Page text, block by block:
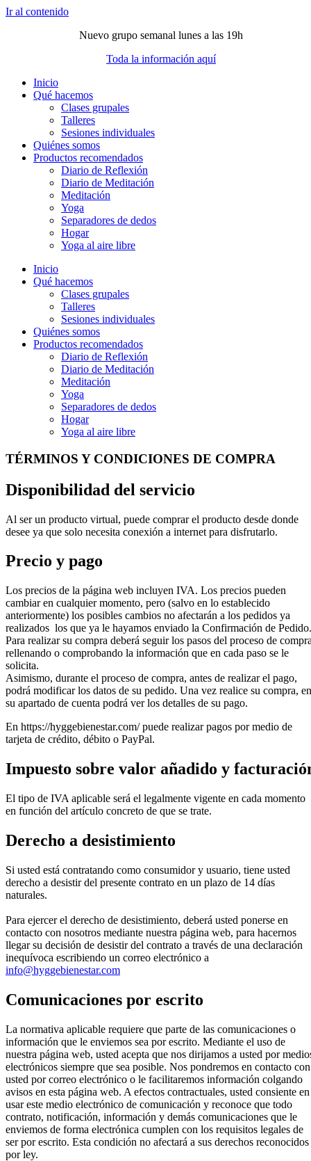
Ir al contenido
Nuevo grupo semanal lunes a las 19h
Toda la información aquí
Inicio
Qué hacemos
Clases grupales
Talleres
Sesiones individuales
Quiénes somos
Productos recomendados
Diario de Reflexión
Diario de Meditación
Meditación
Yoga
Separadores de dedos
Hogar
Yoga al aire libre
Inicio
Qué hacemos
Clases grupales
Talleres
Sesiones individuales
Quiénes somos
Productos recomendados
Diario de Reflexión
Diario de Meditación
Meditación
Yoga
Separadores de dedos
Hogar
Yoga al aire libre
TÉRMINOS Y CONDICIONES DE COMPRA
Disponibilidad del servicio
Al ser un producto virtual, puede comprar el producto desde donde
desee ya que solo necesita conexión a internet para disfrutarlo.
Precio y pago
Los precios de la página web incluyen IVA. Los precios pueden
cambiar en cualquier momento, pero (salvo en lo establecido
anteriormente) los posibles cambios no afectarán a los pedidos ya
realizados los que ya le hayamos enviado la Confirmación de Pedido.
Para realizar su compra deberá seguir los pasos del proceso de
rellenando o comprobando la información que en cada paso se le
solicita.
Asimismo, durante el proceso de compra, antes de realizar el pago,
podrá modificar los datos de su pedido. Una vez realice su compra, en
su apartado de cuenta podrá ver los detalles de su pago.
En https://hyggebienestar.com/ puede realizar pagos por medio de
tarjeta de crédito, débito o PayPal.
Impuesto sobre valor añadido y
El tipo de IVA aplicable será el legalmente vigente en cada momento
en función del artículo concreto de que se trate.
Derecho a desistimiento
Si usted está contratando como consumidor y usuario, tiene usted
derecho a desistir del presente contrato en un plazo de 14 días
naturales.
Para ejercer el derecho de desistimiento, deberá usted ponerse en
contacto con nosotros mediante nuestra página web, para hacernos
llegar su decisión de desistir del contrato a través de una declaración
inequívoca escribiendo un correo electrónico a
info@hyggebienestar.com
Comunicaciones por escrito
La normativa aplicable requiere que parte de las comunicaciones o
información que le enviemos sea por escrito. Mediante el uso de
nuestra página web, usted acepta que nos dirijamos a usted por
electrónicos siempre que sea posible. Nos pondremos en contacto con
usted por correo electrónico o le facilitaremos información colgando
avisos en esta página web. A efectos contractuales, usted consiente en
usar este medio electrónico de comunicación y reconoce que todo
contrato, notificación, información y demás comunicaciones que le
enviemos de forma electrónica cumplen con los requisitos legales de
ser por escrito. Esta condición no afectará a sus derechos reconocidos
por ley.